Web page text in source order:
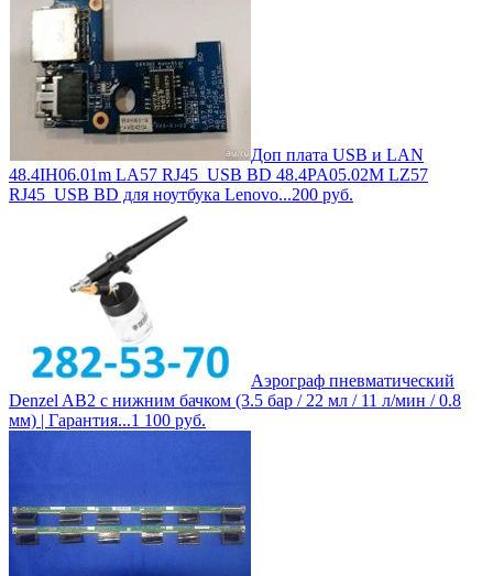
Доп плата USB и LAN
48.4IH06.01m LA57 RJ45_USB BD 48.4PA05.02M LZ57
RJ45_USB BD для ноутбука Lenovo...200 руб.
Аэрограф пневматический
Denzel AB2 с нижним бачком (3.5 бар / 22 мл / 11 л/мин / 0.8
мм) | Гарантия...1 100 руб.